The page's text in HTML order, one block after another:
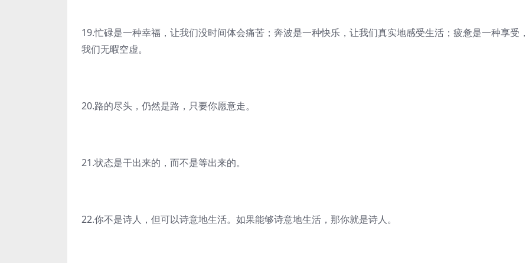
19.忙碌是一种幸福，让我们没时间体会痛苦；奔波是一种快乐，让我们真实地感受生活；疲惫是一种享受
我们无暇空虚。
20.路的尽头，仍然是路，只要你愿意走。
21.状态是干出来的，而不是等出来的。
22.你不是诗人，但可以诗意地生活。如果能够诗意地生活，那你就是诗人。